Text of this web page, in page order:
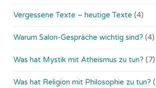
Vergessene Texte – heutige Texte (4)
Warum Salon-Gespräche wichtig sind? (4)
Was hat Mystik mit Atheismus zu tun? (7)
Was hat Religion mit Philosophie zu tun?